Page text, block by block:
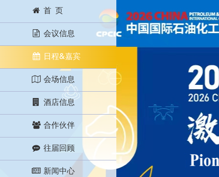
首 页
会议信息
日程&嘉宾
会场信息
酒店信息
合作伙伴
往届回顾
新闻中心